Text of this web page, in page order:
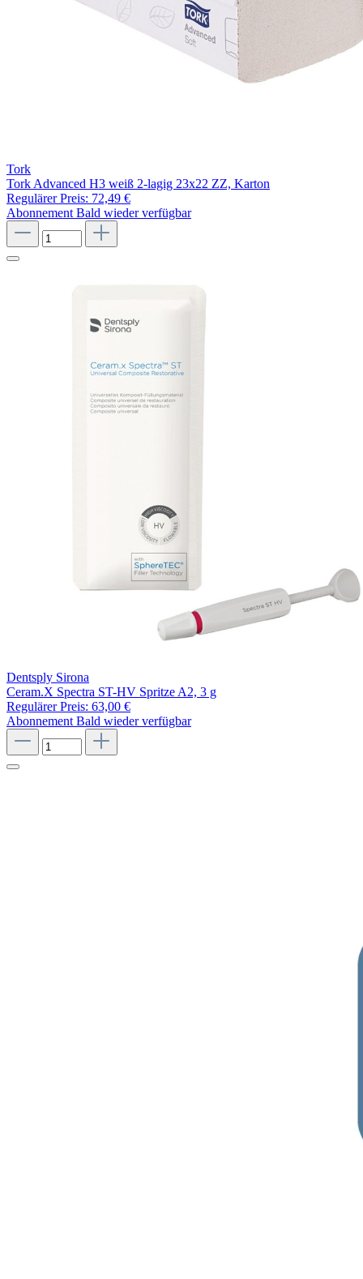
Tork
Tork Advanced H3 weiß 2-lagig 23x22 ZZ, Karton
Regulärer Preis: 72,49 €
Abonnement Bald wieder verfügbar
Dentsply Sirona
Ceram.X Spectra ST-HV Spritze A2, 3 g
Regulärer Preis: 63,00 €
Abonnement Bald wieder verfügbar